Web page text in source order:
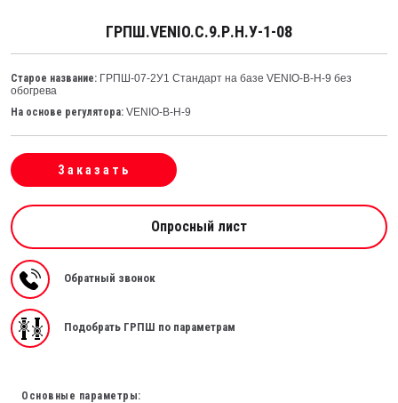
ГРПШ.VENIO.С.9.Р.Н.У-1-08
Старое название: ГРПШ-07-2У1 Стандарт на базе VENIO-B-Н-9 без
обогрева
На основе регулятора: VENIO-B-H-9
Заказать
Опросный лист
Обратный звонок
Подобрать ГРПШ по параметрам
Основные параметры: